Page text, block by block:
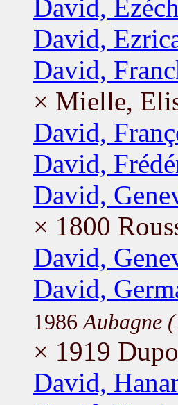
David,
David,
David,
× Mielle,
David,
David,
David,
× 1800
David,
David,
1986 Aubagne
× 1919
David,